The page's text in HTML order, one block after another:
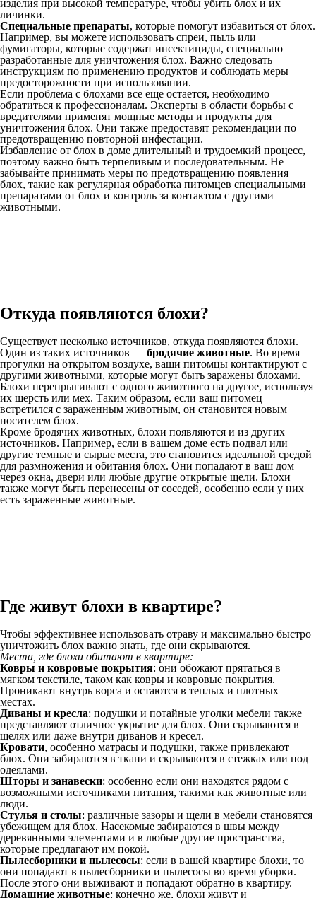
изделия при высокой температуре, чтобы убить блох и их
личинки.
Специальные препараты, которые помогут избавиться от блох.
Например, вы можете использовать спреи, пыль или
фумигаторы, которые содержат инсектициды, специально
разработанные для уничтожения блох. Важно следовать
инструкциям по применению продуктов и соблюдать меры
предосторожности при использовании.
Если проблема с блохами все еще остается, необходимо
обратиться к профессионалам. Эксперты в области борьбы с
вредителями применят мощные методы и продукты для
уничтожения блох. Они также предоставят рекомендации по
предотвращению повторной инфестации.
Избавление от блох в доме длительный и трудоемкий процесс,
поэтому важно быть терпеливым и последовательным. Не
забывайте принимать меры по предотвращению появления
блох, такие как регулярная обработка питомцев специальными
препаратами от блох и контроль за контактом с другими
животными.
Откуда появляются блохи?
Существует несколько источников, откуда появляются блохи.
Один из таких источников — бродячие животные. Во время
прогулки на открытом воздухе, ваши питомцы контактируют с
другими животными, которые могут быть заражены блохами.
Блохи перепрыгивают с одного животного на другое, используя
их шерсть или мех. Таким образом, если ваш питомец
встретился с зараженным животным, он становится новым
носителем блох.
Кроме бродячих животных, блохи появляются и из других
источников. Например, если в вашем доме есть подвал или
другие темные и сырые места, это становится идеальной средой
для размножения и обитания блох. Они попадают в ваш дом
через окна, двери или любые другие открытые щели. Блохи
также могут быть перенесены от соседей, особенно если у них
есть зараженные животные.
Где живут блохи в квартире?
Чтобы эффективнее использовать отраву и максимально быстро
уничтожить блох важно знать, где они скрываются.
Места, где блохи обитают в квартире:
Ковры и ковровые покрытия: они обожают прятаться в
мягком текстиле, таком как ковры и ковровые покрытия.
Проникают внутрь ворса и остаются в теплых и плотных
местах.
Диваны и кресла: подушки и потайные уголки мебели также
представляют отличное укрытие для блох. Они скрываются в
щелях или даже внутри диванов и кресел.
Кровати, особенно матрасы и подушки, также привлекают
блох. Они забираются в ткани и скрываются в стежках или под
одеялами.
Шторы и занавески: особенно если они находятся рядом с
возможными источниками питания, такими как животные или
люди.
Стулья и столы: различные зазоры и щели в мебели становятся
убежищем для блох. Насекомые забираются в швы между
деревянными элементами и в любые другие пространства,
которые предлагают им покой.
Пылесборники и пылесосы: если в вашей квартире блохи, то
они попадают в пылесборники и пылесосы во время уборки.
После этого они выживают и попадают обратно в квартиру.
Домашние животные: конечно же, блохи живут и